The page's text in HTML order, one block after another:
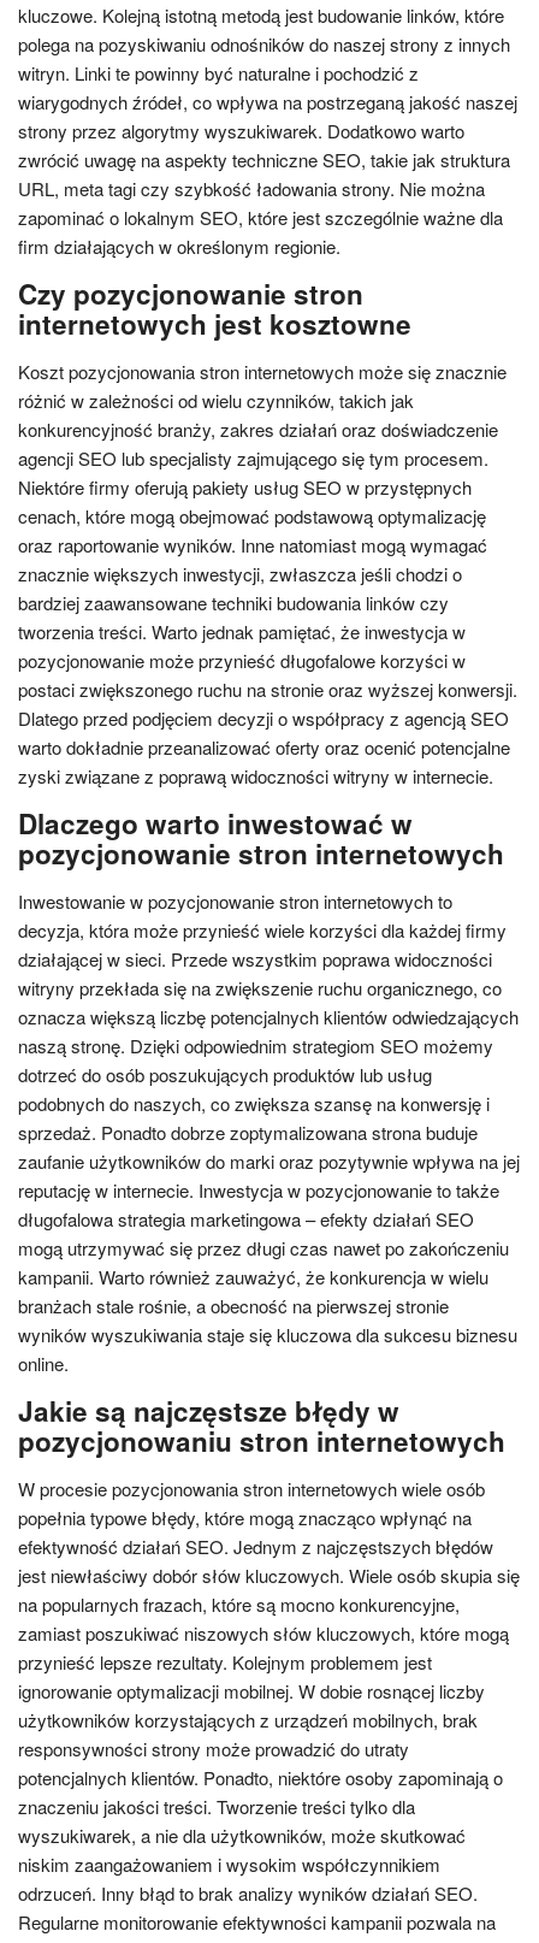
kluczowe. Kolejną istotną metodą jest budowanie linków, które
polega na pozyskiwaniu odnośników do naszej strony z innych
witryn. Linki te powinny być naturalne i pochodzić z
wiarygodnych źródeł, co wpływa na postrzeganą jakość naszej
strony przez algorytmy wyszukiwarek. Dodatkowo warto
zwrócić uwagę na aspekty techniczne SEO, takie jak struktura
URL, meta tagi czy szybkość ładowania strony. Nie można
zapominać o lokalnym SEO, które jest szczególnie ważne dla
firm działających w określonym regionie.
Czy pozycjonowanie stron
internetowych jest kosztowne
Koszt pozycjonowania stron internetowych może się znacznie
różnić w zależności od wielu czynników, takich jak
konkurencyjność branży, zakres działań oraz doświadczenie
agencji SEO lub specjalisty zajmującego się tym procesem.
Niektóre firmy oferują pakiety usług SEO w przystępnych
cenach, które mogą obejmować podstawową optymalizację
oraz raportowanie wyników. Inne natomiast mogą wymagać
znacznie większych inwestycji, zwłaszcza jeśli chodzi o
bardziej zaawansowane techniki budowania linków czy
tworzenia treści. Warto jednak pamiętać, że inwestycja w
pozycjonowanie może przynieść długofalowe korzyści w
postaci zwiększonego ruchu na stronie oraz wyższej konwersji.
Dlatego przed podjęciem decyzji o współpracy z agencją SEO
warto dokładnie przeanalizować oferty oraz ocenić potencjalne
zyski związane z poprawą widoczności witryny w internecie.
Dlaczego warto inwestować w
pozycjonowanie stron internetowych
Inwestowanie w pozycjonowanie stron internetowych to
decyzja, która może przynieść wiele korzyści dla każdej firmy
działającej w sieci. Przede wszystkim poprawa widoczności
witryny przekłada się na zwiększenie ruchu organicznego, co
oznacza większą liczbę potencjalnych klientów odwiedzających
naszą stronę. Dzięki odpowiednim strategiom SEO możemy
dotrzeć do osób poszukujących produktów lub usług
podobnych do naszych, co zwiększa szansę na konwersję i
sprzedaż. Ponadto dobrze zoptymalizowana strona buduje
zaufanie użytkowników do marki oraz pozytywnie wpływa na jej
reputację w internecie. Inwestycja w pozycjonowanie to także
długofalowa strategia marketingowa – efekty działań SEO
mogą utrzymywać się przez długi czas nawet po zakończeniu
kampanii. Warto również zauważyć, że konkurencja w wielu
branżach stale rośnie, a obecność na pierwszej stronie
wyników wyszukiwania staje się kluczowa dla sukcesu biznesu
online.
Jakie są najczęstsze błędy w
pozycjonowaniu stron internetowych
W procesie pozycjonowania stron internetowych wiele osób
popełnia typowe błędy, które mogą znacząco wpłynąć na
efektywność działań SEO. Jednym z najczęstszych błędów
jest niewłaściwy dobór słów kluczowych. Wiele osób skupia się
na popularnych frazach, które są mocno konkurencyjne,
zamiast poszukiwać niszowych słów kluczowych, które mogą
przynieść lepsze rezultaty. Kolejnym problemem jest
ignorowanie optymalizacji mobilnej. W dobie rosnącej liczby
użytkowników korzystających z urządzeń mobilnych, brak
responsywności strony może prowadzić do utraty
potencjalnych klientów. Ponadto, niektóre osoby zapominają o
znaczeniu jakości treści. Tworzenie treści tylko dla
wyszukiwarek, a nie dla użytkowników, może skutkować
niskim zaangażowaniem i wysokim współczynnikiem
odrzuceń. Inny błąd to brak analizy wyników działań SEO.
Regularne monitorowanie efektywności kampanii pozwala na